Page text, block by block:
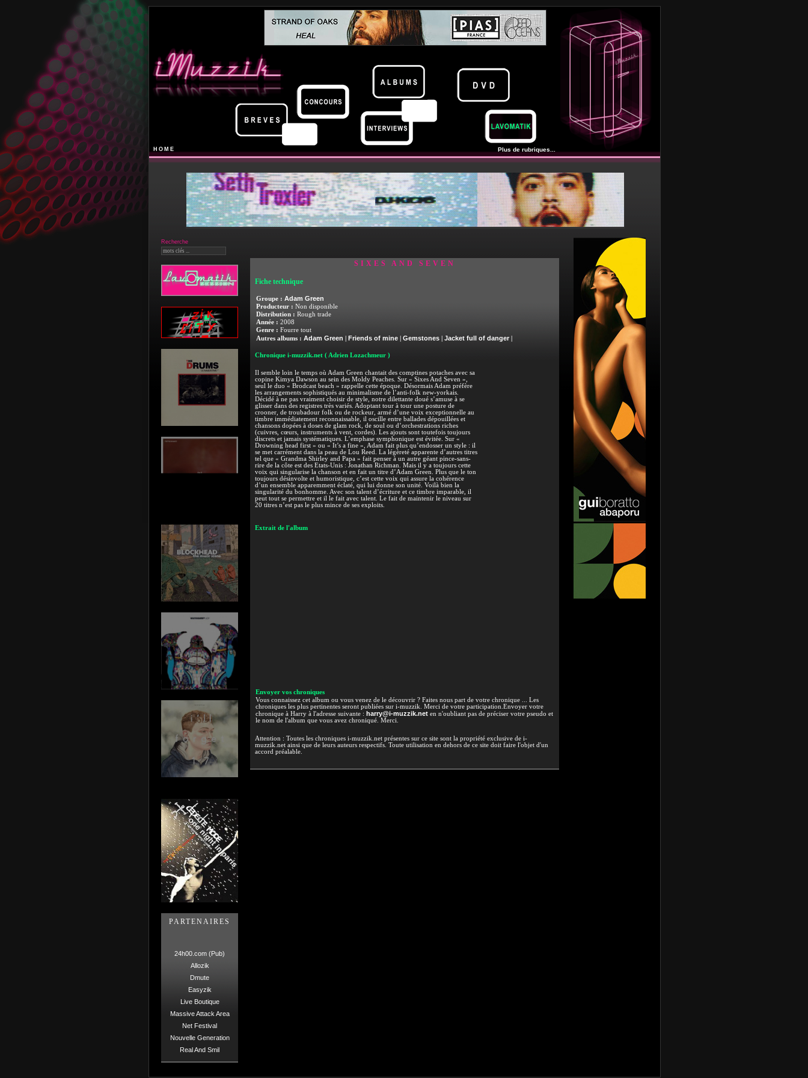
HOME Plus de rubriques...
Recherche
PARTENAIRES
24h00.com (Pub)
Allozik
Dmute
Easyzik
Live Boutique
Massive Attack Area
Net Festival
Nouvelle Generation
Real And Smil
SIXES AND SEVEN
Fiche technique
Groupe : Adam Green
Producteur : Non disponible
Distribution : Rough trade
Année : 2008
Genre : Fourre tout
Autres albums : Adam Green Friends of mine| Gemstones| Jacket full of danger|
Chronique i-muzzik.net ( Adrien Lozachmeur )
Il semble loin le temps où Adam Green chantait des comptines potaches avec sa
copine Kimya Dawson au sein des Moldy Peaches. Sur « Sixes And Seven »,
seul le duo « Brodcast beach » rappelle cette époque. Désormais Adam préfère
les arrangements sophistiqués au minimalisme de l’anti-folk new-yorkais.
Décidé à ne pas vraiment choisir de style, notre dilettante doué s’amuse à se
glisser dans des registres très variés. Adoptant tour à tour une posture de
crooner, de troubadour folk ou de rockeur, armé d’une voix exceptionnelle au
timbre immédiatement reconnaissable, il oscille entre ballades dépouillées et
chansons dopées à doses de glam rock, de soul ou d’orchestrations riches
(cuivres, cœurs, instruments à vent, cordes). Les ajouts sont toutefois toujours
discrets et jamais systématiques. L’emphase symphonique est évitée. Sur «
Drowning head first » ou « It’s a fine », Adam fait plus qu’endosser un style : il
se met carrément dans la peau de Lou Reed. La légèreté apparente d’autres titres
tel que « Grandma Shirley and Papa » fait penser à un autre géant pince-sans-
rire de la côte est des Etats-Unis : Jonathan Richman. Mais il y a toujours cette
voix qui singularise la chanson et en fait un titre d’Adam Green. Plus que le ton
toujours désinvolte et humoristique, c’est cette voix qui assure la cohérence
d’un ensemble apparemment éclaté, qui lui donne son unité. Voilà bien la
singularité du bonhomme. Avec son talent d’écriture et ce timbre imparable, il
peut tout se permettre et il le fait avec talent. Le fait de maintenir le niveau sur
20 titres n’est pas le plus mince de ses exploits.
Extrait de l'album
Envoyer vos chroniques
Vous connaissez cet album ou vous venez de le découvrir ? Faites nous part de votre chronique ... Les
chroniques les plus pertinentes seront publiées sur i-muzzik. Merci de votre participation.Envoyer votre
chronique à Harry à l'adresse suivante : harry@i-muzzik.neten n'oubliant pas de préciser votre pseudo et
le nom de l'album que vous avez chroniqué. Merci.
Attention : Toutes les chroniques i-muzzik.net présentes sur ce site sont la propriété exclusive de i-
muzzik.net ainsi que de leurs auteurs respectifs. Toute utilisation en dehors de ce site doit faire l'objet d'un
accord préalable.